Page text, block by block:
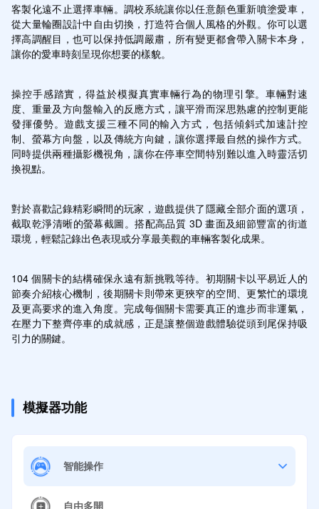
客製化遠不止選擇車輛。調校系統讓你以任意顏色重新噴塗愛車，
從大量輪圈設計中自由切換，打造符合個人風格的外觀。你可以選
擇高調醒目，也可以保持低調嚴肅，所有變更都會帶入關卡本身，
讓你的愛車時刻呈現你想要的樣貌。
操控手感踏實，得益於模擬真實車輛行為的物理引擎。車輛對速
度、重量及方向盤輸入的反應方式，讓平滑而深思熟慮的控制更能
發揮優勢。遊戲支援三種不同的輸入方式，包括傾斜式加速計控
制、螢幕方向盤，以及傳統方向鍵，讓你選擇最自然的操作方式。
同時提供兩種攝影機視角，讓你在停車空間特別難以進入時靈活切
換視點。
對於喜歡記錄精彩瞬間的玩家，遊戲提供了隱藏全部介面的選項，
截取乾淨清晰的螢幕截圖。搭配高品質 3D 畫面及細節豐富的街道
環境，輕鬆記錄出色表現或分享最美觀的車輛客製化成果。
104 個關卡的結構確保永遠有新挑戰等待。初期關卡以平易近人的
節奏介紹核心機制，後期關卡則帶來更狹窄的空間、更繁忙的環境
及更高要求的進入角度。完成每個關卡需要真正的進步而非運氣，
在壓力下整齊停車的成就感，正是讓整個遊戲體驗從頭到尾保持吸
引力的關鍵。
模擬器功能
智能操作
自由多開